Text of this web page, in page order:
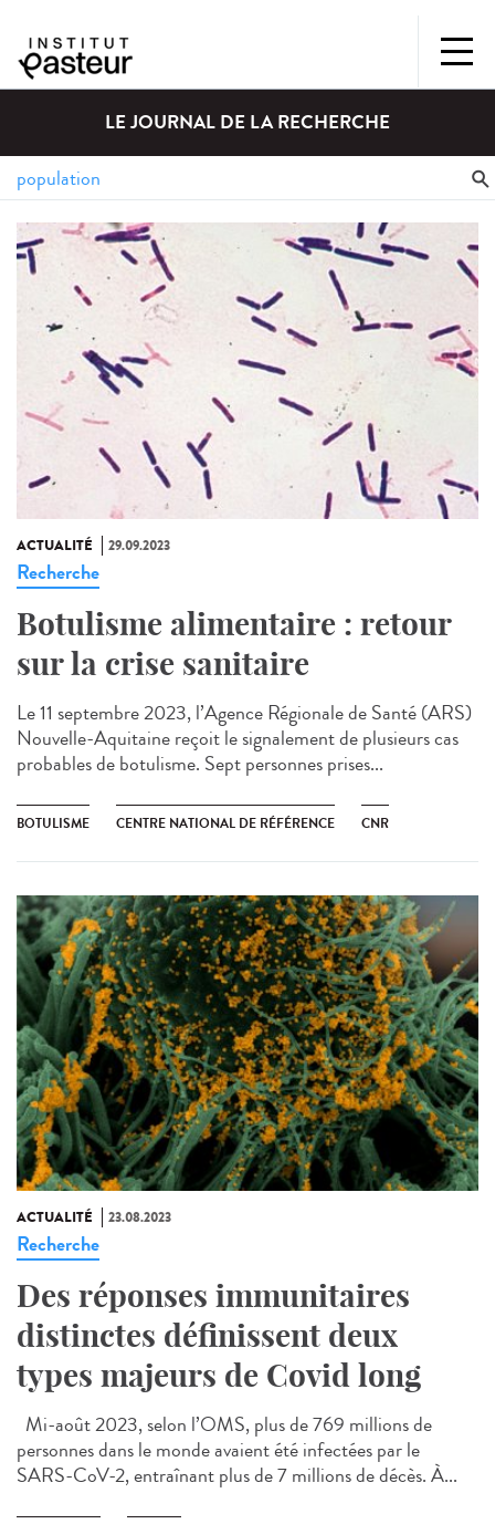
LE JOURNAL DE LA RECHERCHE
ACTUALITÉ 29.09.2023
Recherche
Botulisme alimentaire : retour
sur la crise sanitaire
Le 11 septembre 2023, l’Agence Régionale de Santé (ARS)
Nouvelle-Aquitaine reçoit le signalement de plusieurs cas
probables de botulisme. Sept personnes prises...
BOTULISME CENTRE NATIONAL DE RÉFÉRENCE CNR
ACTUALITÉ 23.08.2023
Recherche
Des réponses immunitaires
distinctes définissent deux
types majeurs de Covid long
Mi-août 2023, selon l’OMS, plus de 769 millions de
personnes dans le monde avaient été infectées par le
SARS-CoV-2, entraînant plus de 7 millions de décès. À...